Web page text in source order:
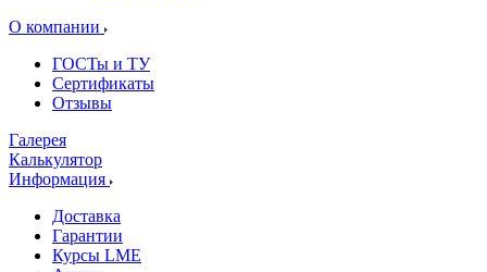
О компании
ГОСТы и ТУ
Сертификаты
Отзывы
Галерея
Калькулятор
Информация
Доставка
Гарантии
Курсы LME